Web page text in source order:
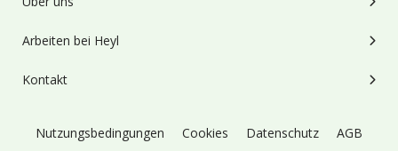
Arbeiten bei Heyl
Kontakt
Nutzungsbedingungen Cookies Datenschutz AGB